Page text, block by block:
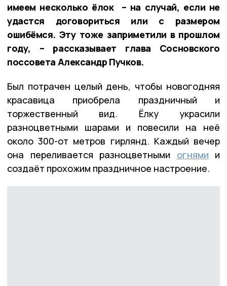
имеем несколько ёлок – на случай, если не
удастся договориться или с размером
ошибёмся. Эту тоже заприметили в прошлом
году, – рассказывает глава Сосновского
поссовета Александр Пучков.
Был потрачен целый день, чтобы новогодняя
красавица приобрела праздничный и
торжественный вид. Ёлку украсили
разноцветными шарами и повесили на неё
около 300-от метров гирлянд. Каждый вечер
она переливается разноцветными огнями и
создаёт прохожим праздничное настроение.